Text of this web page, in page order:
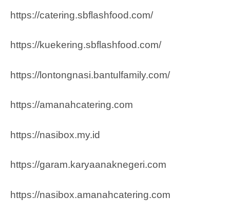
https://catering.sbflashfood.com/
https://kuekering.sbflashfood.com/
https://lontongnasi.bantulfamily.com/
https://amanahcatering.com
https://nasibox.my.id
https://garam.karyaanaknegeri.com
https://nasibox.amanahcatering.com